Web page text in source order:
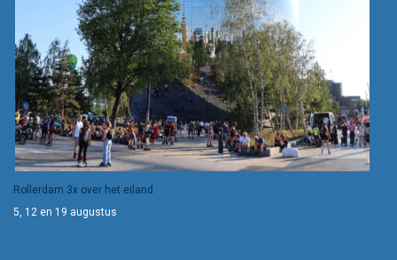
Rollerdam 3x over het eiland
5, 12 en 19 augustus